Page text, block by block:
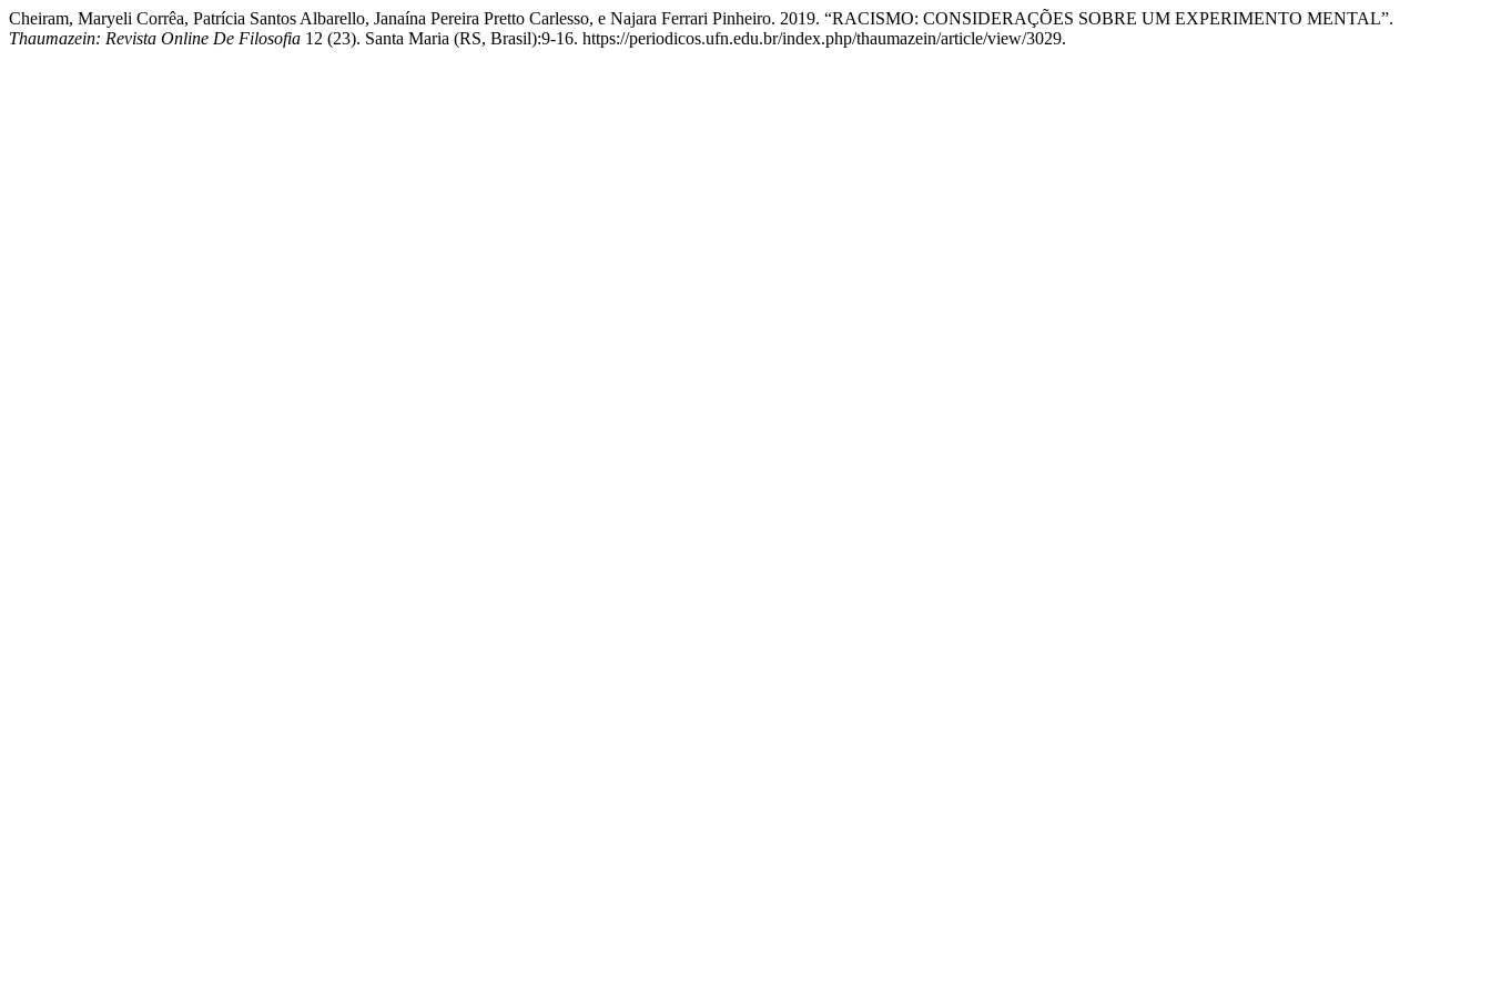
Cheiram, Maryeli Corrêa, Patrícia Santos Albarello, Janaína Pereira Pretto Carlesso, e Najara Ferrari Pinheiro. 2019. “RACISMO: CONSIDERAÇÕES SOBRE UM EXPERIMENTO MENTAL”.
Thaumazein: Revista Online De Filosofia 12 (23). Santa Maria (RS, Brasil):9-16. https://periodicos.ufn.edu.br/index.php/thaumazein/article/view/3029.